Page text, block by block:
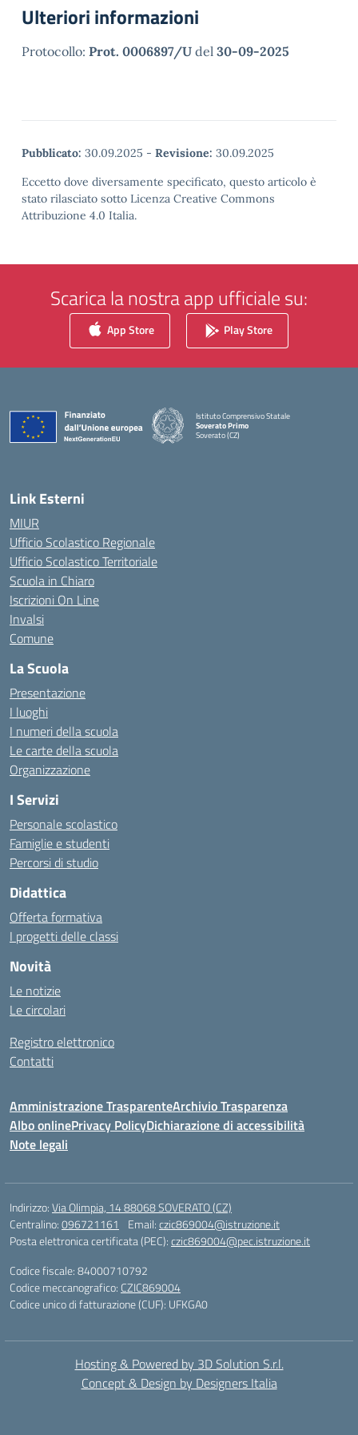
Ulteriori informazioni
Protocollo: Prot. 0006897/U del 30-09-2025
Pubblicato: 30.09.2025 - Revisione: 30.09.2025
Eccetto dove diversamente specificato, questo articolo è
stato rilasciato sotto Licenza Creative Commons
Attribuzione 4.0 Italia.
Scarica la nostra app ufficiale su:
App Store Play Store
Istituto Comprensivo Statale
Soverato Primo
Soverato (CZ)
Link Esterni
MIUR
Ufficio Scolastico Regionale
Ufficio Scolastico Territoriale
Scuola in Chiaro
Iscrizioni On Line
Invalsi
Comune
La Scuola
Presentazione
I luoghi
I numeri della scuola
Le carte della scuola
Organizzazione
I Servizi
Personale scolastico
Famiglie e studenti
Percorsi di studio
Didattica
Offerta formativa
I progetti delle classi
Novità
Le notizie
Le circolari
Registro elettronico
Contatti
Amministrazione TrasparenteArchivio Trasparenza
Albo onlinePrivacy PolicyDichiarazione di accessibilità
Note legali
Indirizzo:Via Olimpia, 14 88068 SOVERATO (CZ)
Centralino:096721161 Email:czic869004@istruzione.it
Posta elettronica certificata (PEC):czic869004@pec.istruzione.it
Codice fiscale: 84000710792
Codice meccanografico: CZIC869004
Codice unico di fatturazione (CUF): UFKGA0
Hosting & Powered by 3D Solution S.r.l.
Concept & Design by Designers Italia